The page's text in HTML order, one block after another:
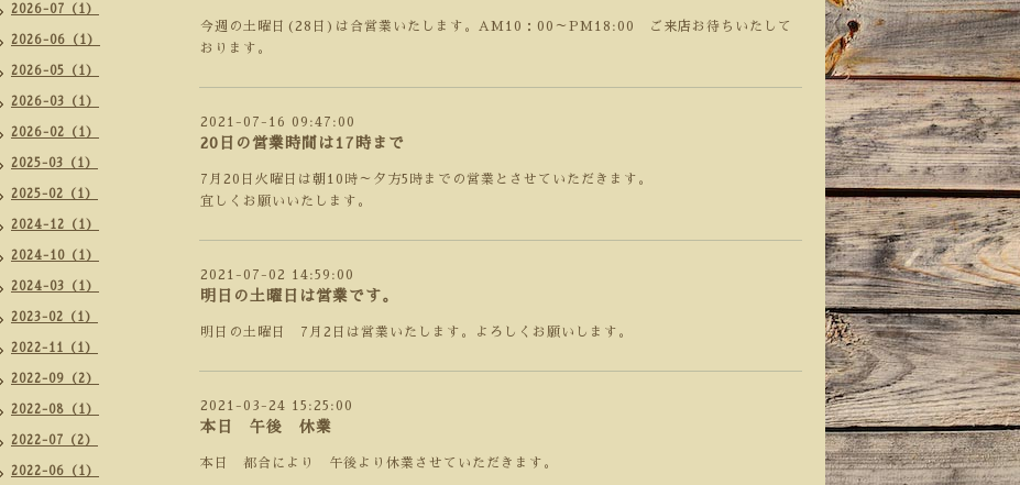
今週の土曜日(28日)は合営業いたします。AM10：00～PM18:00 ご来店お待ちいたして
おります。
2021-07-16 09:47:00
20日の営業時間は17時まで
7月20日火曜日は朝10時～夕方5時までの営業とさせていただきます。
宜しくお願いいたします。
2021-07-02 14:59:00
明日の土曜日は営業です。
明日の土曜日 7月2日は営業いたします。よろしくお願いします。
2021-03-24 15:25:00
本日 午後 休業
本日 都合により 午後より休業させていただきます。
2026-07（1）
2026-06（1）
2026-05（1）
2026-03（1）
2026-02（1）
2025-03（1）
2025-02（1）
2024-12（1）
2024-10（1）
2024-03（1）
2023-02（1）
2022-11（1）
2022-09（2）
2022-08（1）
2022-07（2）
2022-06（1）